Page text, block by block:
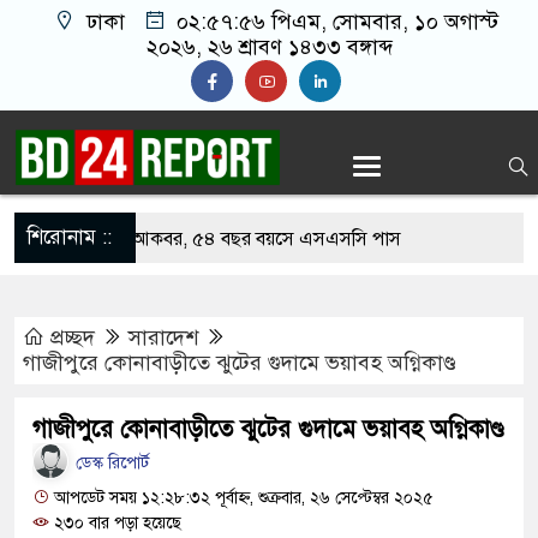
ঢাকা ০২:৫৭:৫৭ পিএম, সোমবার, ১০ অগাস্ট
২০২৬, ২৬ শ্রাবণ ১৪৩৩ বঙ্গাব্দ
শিরোনাম ::
হার মানেননি আকবর, ৫৪ বছর বয়সে এসএসসি পাস
ফ্যাসিবাদী সরকার, এখন পুনর্গঠনের পালা:
প্রচ্ছদ
সারাদেশ
গাজীপুরে কোনাবাড়ীতে ঝুটের গুদামে ভয়াবহ অগ্নিকাণ্ড
গাজীপুরে কোনাবাড়ীতে ঝুটের গুদামে ভয়াবহ অগ্নিকাণ্ড
ডেস্ক রিপোর্ট
আপডেট সময় ১২:২৮:৩২ পূর্বাহ্ন, শুক্রবার, ২৬ সেপ্টেম্বর ২০২৫
২৩০ বার পড়া হয়েছে